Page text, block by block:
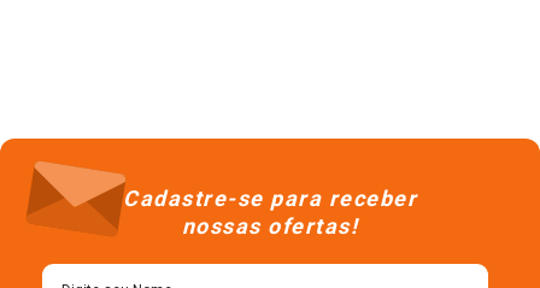
Cadastre-se para receber
nossas ofertas!